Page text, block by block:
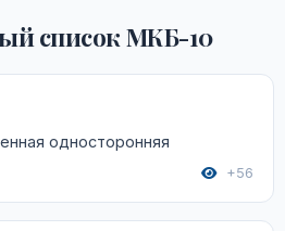
список МКБ-10
односторонняя
+56